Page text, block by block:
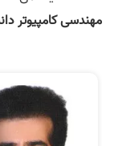
مهندسی کامپیوتر